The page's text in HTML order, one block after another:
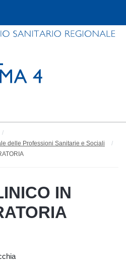
delle Professioni Sanitarie e Sociali
IN